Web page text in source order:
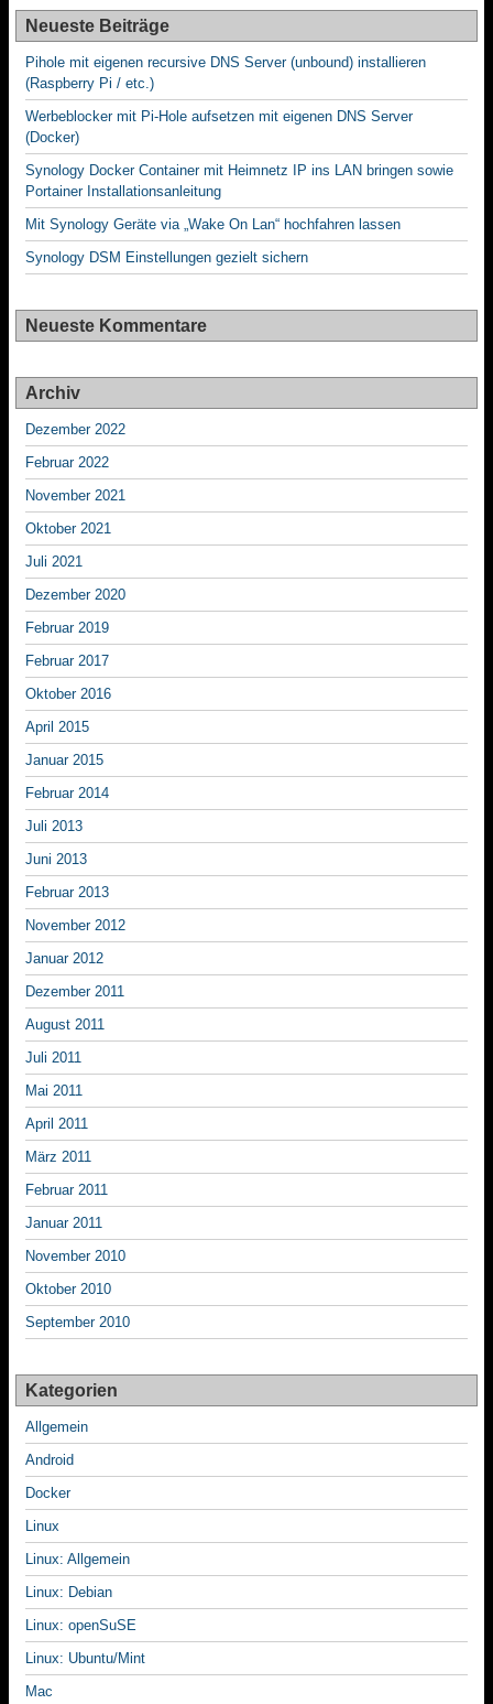
Neueste Beiträge
Pihole mit eigenen recursive DNS Server (unbound) installieren
(Raspberry Pi / etc.)
Werbeblocker mit Pi-Hole aufsetzen mit eigenen DNS Server
(Docker)
Synology Docker Container mit Heimnetz IP ins LAN bringen sowie
Portainer Installationsanleitung
Mit Synology Geräte via „Wake On Lan“ hochfahren lassen
Synology DSM Einstellungen gezielt sichern
Neueste Kommentare
Archiv
Dezember 2022
Februar 2022
November 2021
Oktober 2021
Juli 2021
Dezember 2020
Februar 2019
Februar 2017
Oktober 2016
April 2015
Januar 2015
Februar 2014
Juli 2013
Juni 2013
Februar 2013
November 2012
Januar 2012
Dezember 2011
August 2011
Juli 2011
Mai 2011
April 2011
März 2011
Februar 2011
Januar 2011
November 2010
Oktober 2010
September 2010
Kategorien
Allgemein
Android
Docker
Linux
Linux: Allgemein
Linux: Debian
Linux: openSuSE
Linux: Ubuntu/Mint
Mac